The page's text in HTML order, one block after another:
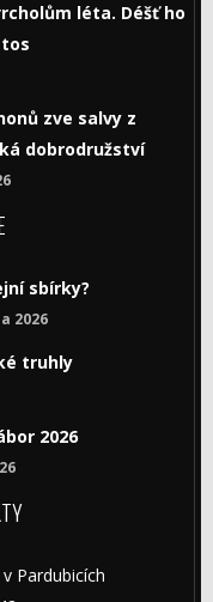
léta. Déšť ho
zve salvy z
dobrodružství
sbírky?
2026
truhly
2026
Pardubicích